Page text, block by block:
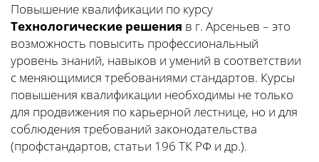
Повышение квалификации по курсу
Технологические решения в г. Арсеньев – это
возможность повысить профессиональный
уровень знаний, навыков и умений в соответствии
с меняющимися требованиями стандартов. Курсы
повышения квалификации необходимы не только
для продвижения по карьерной лестнице, но и для
соблюдения требований законодательства
(профстандартов, статьи 196 ТК РФ и др.).